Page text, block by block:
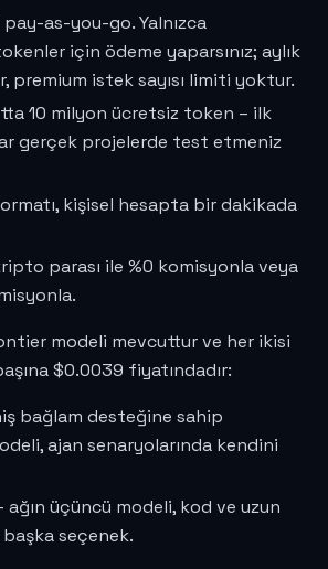
pay-as-you-go. Yalnızca
için ödeme yaparsınız; aylık
premium istek sayısı limiti yoktur.
10 milyon ücretsiz token – ilk
gerçek projelerde test etmeniz
kişisel hesapta bir dakikada
parası ile %0 komisyonla veya
modeli mevcuttur ve her ikisi
$0.0039 fiyatındadır:
bağlam desteğine sahip
ajan senaryolarında kendini
ağın üçüncü modeli, kod ve uzun
seçenek.